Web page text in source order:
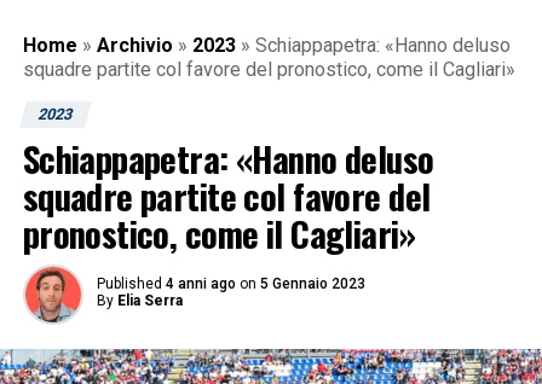
Home » Archivio » 2023 » Schiappapetra: «Hanno deluso
squadre partite col favore del pronostico, come il Cagliari»
2023
Schiappapetra: «Hanno deluso
squadre partite col favore del
pronostico, come il Cagliari»
Published 4 anni ago on 5 Gennaio 2023
By Elia Serra